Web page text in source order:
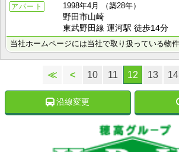
アパート
1998年4月
（築28年）
野田市山崎
東武野田線 運河駅 徒歩14分
≪ < 10 11 12 13 14
沿線変更